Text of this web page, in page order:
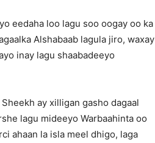
eedaha loo lagu soo oogay oo ka
Alshabaab lagula jiro, waxay
inay lagu shaabadeeyo
ay xilligan gasho dagaal
lagu mideeyo Warbaahinta oo
ahaan la isla meel dhigo, laga